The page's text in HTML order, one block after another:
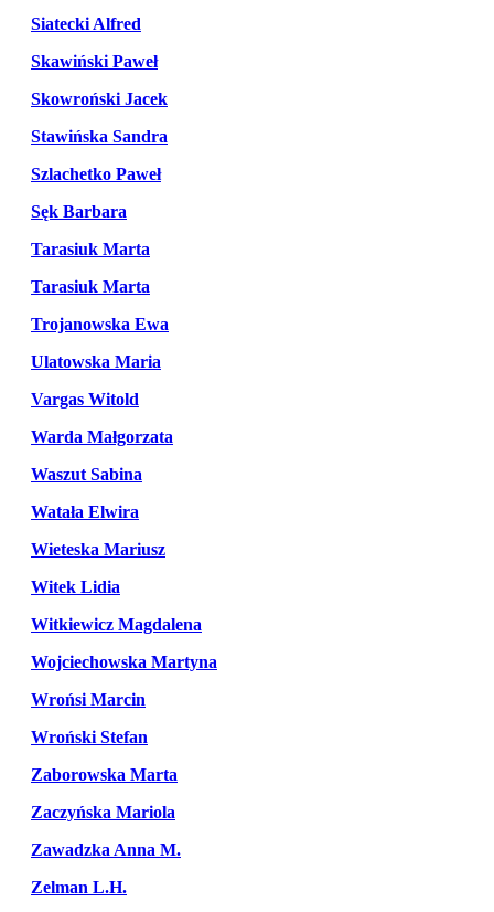
Siatecki Alfred
Skawiński Paweł
Skowroński Jacek
Stawińska Sandra
Szlachetko Paweł
Sęk Barbara
Tarasiuk Marta
Tarasiuk Marta
Trojanowska Ewa
Ulatowska Maria
Vargas Witold
Warda Małgorzata
Waszut Sabina
Watała Elwira
Wieteska Mariusz
Witek Lidia
Witkiewicz Magdalena
Wojciechowska Martyna
Wrońsi Marcin
Wroński Stefan
Zaborowska Marta
Zaczyńska Mariola
Zawadzka Anna M.
Zelman L.H.